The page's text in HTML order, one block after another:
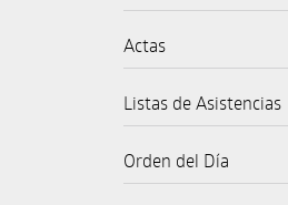
Actas
Listas de Asistencias
Orden del Día